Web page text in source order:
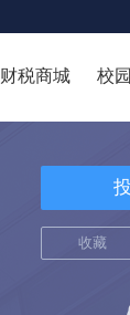
财税商城 校
收藏